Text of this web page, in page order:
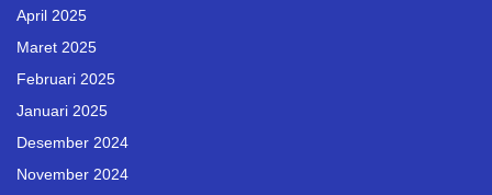
April 2025
Maret 2025
Februari 2025
Januari 2025
Desember 2024
November 2024